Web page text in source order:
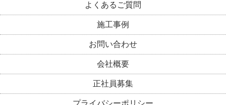
よくあるご質問
施工事例
お問い合わせ
会社概要
正社員募集